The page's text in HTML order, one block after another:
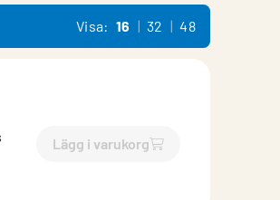
Visa: 16 32 48
Lägg i varukorg
`$Lägg till